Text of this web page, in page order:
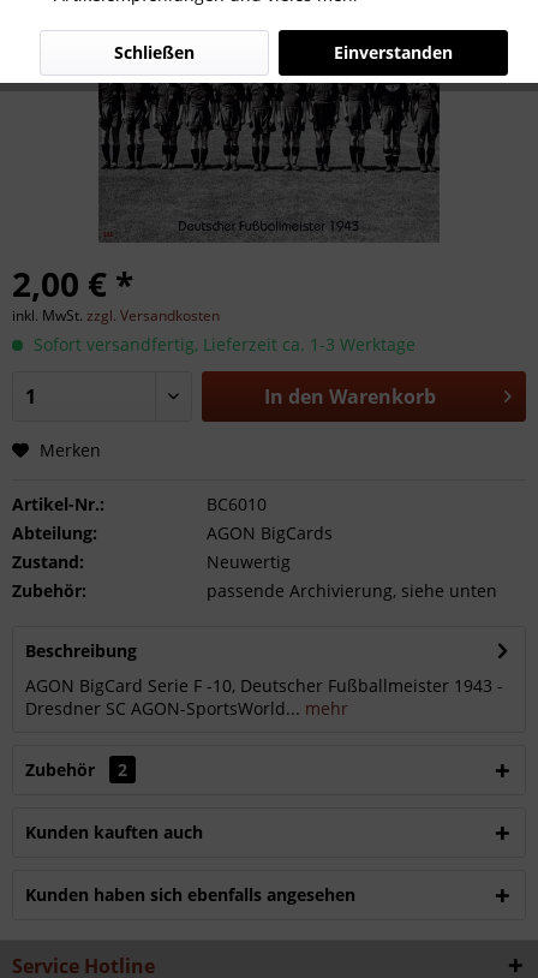
2,00 € *
inkl. MwSt. zzgl. Versandkosten
Sofort versandfertig, Lieferzeit ca. 1-3 Werktage
In den Warenkorb
Merken
Artikel-Nr.:
BC6010
Abteilung:
AGON BigCards
Zustand:
Neuwertig
Zubehör:
passende Archivierung, siehe unten
Beschreibung
AGON BigCard Serie F -10, Deutscher Fußballmeister 1943 -
Dresdner SC AGON-SportsWorld... mehr
Zubehör 2
Kunden kauften auch
Kunden haben sich ebenfalls angesehen
Service Hotline
Einverstanden
Schließen